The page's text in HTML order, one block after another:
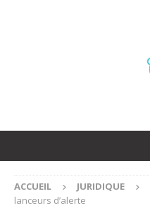
ACCUEIL JURIDIQUE
lanceurs d’alerte